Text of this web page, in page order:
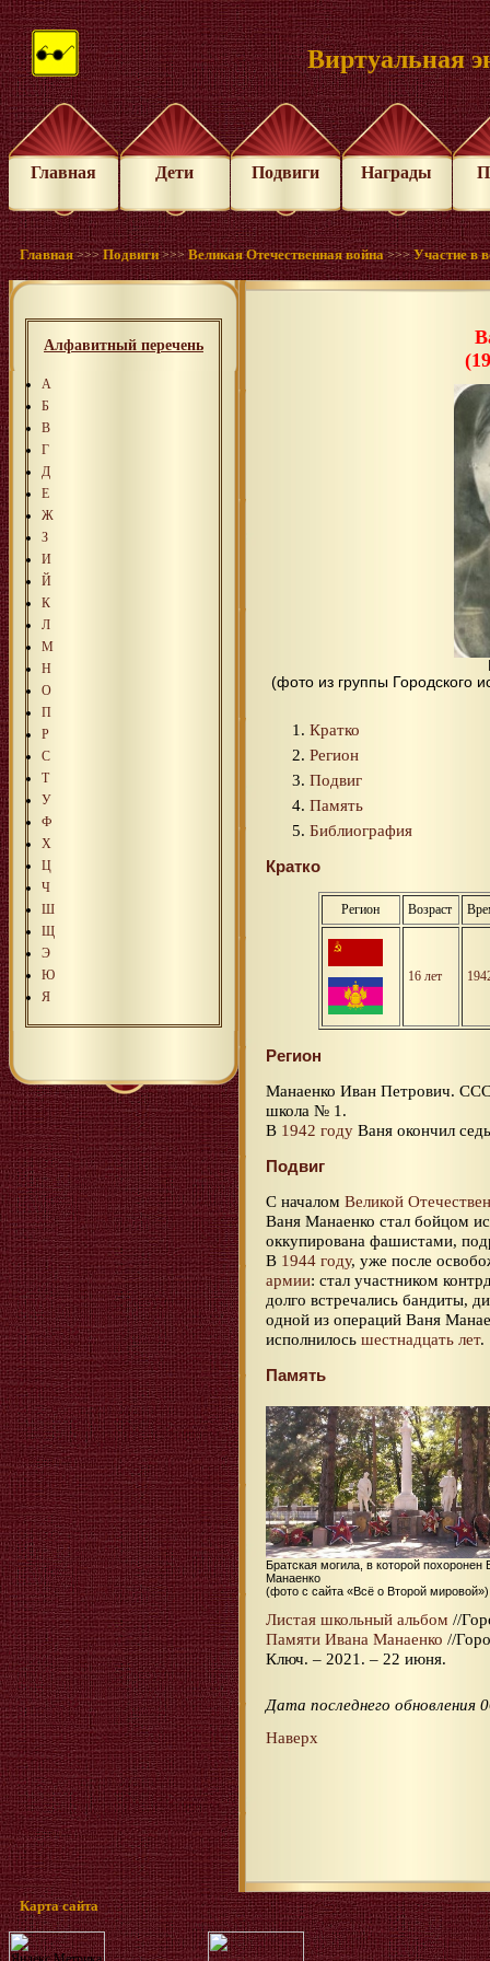
Виртуальная
Главная Дети Подвиги Награды
Главная >>>Подвиги >>>Великая Отечественная война >>>Участие в
Алфавитный перечень
А
Б
В
Г
Д
Е
Ж
З
И
Й
К
Л
М
Н
О
П
Р
С
Т
У
Ф
Х
Ц
Ч
Ш
Щ
Э
Ю
Я
(фото из группы Городского
Кратко
Регион
Подвиг
Память
Библиография
Кратко
Регион Возраст
16 лет
Регион
Манаенко Иван Петрович.
школа № 1.
В 1942 году Ваня окончил
Подвиг
С началом Великой
Ваня Манаенко стал бойцом
оккупирована фашистами,
В 1944 году, уже после
армии: стал участником
долго встречались бандиты,
одной из операций Ваня
исполнилось шестнадцать лет.
Память
Братская могила, в которой похоронен
Манаенко
(фото с сайта «Всё о Второй мировой»)
Листая школьный альбом //
Памяти Ивана Манаенко //
Ключ. – 2021. – 22 июня.
Дата последнего обновления
Наверх
Карта сайта